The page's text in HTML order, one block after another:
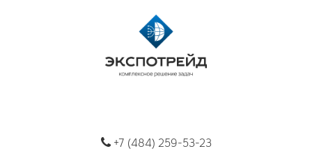
+7 (484) 259-53-23